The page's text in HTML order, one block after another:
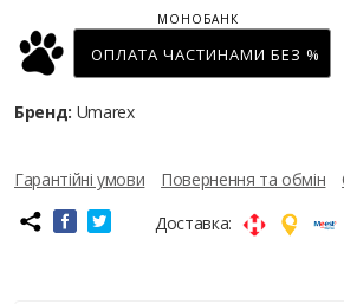
ОПЛАТА ЧАСТИНАМИ БЕЗ %
МОНОБАНК
Бренд: Umarex
Гарантійні умови Повернення та обмін
Доставка: